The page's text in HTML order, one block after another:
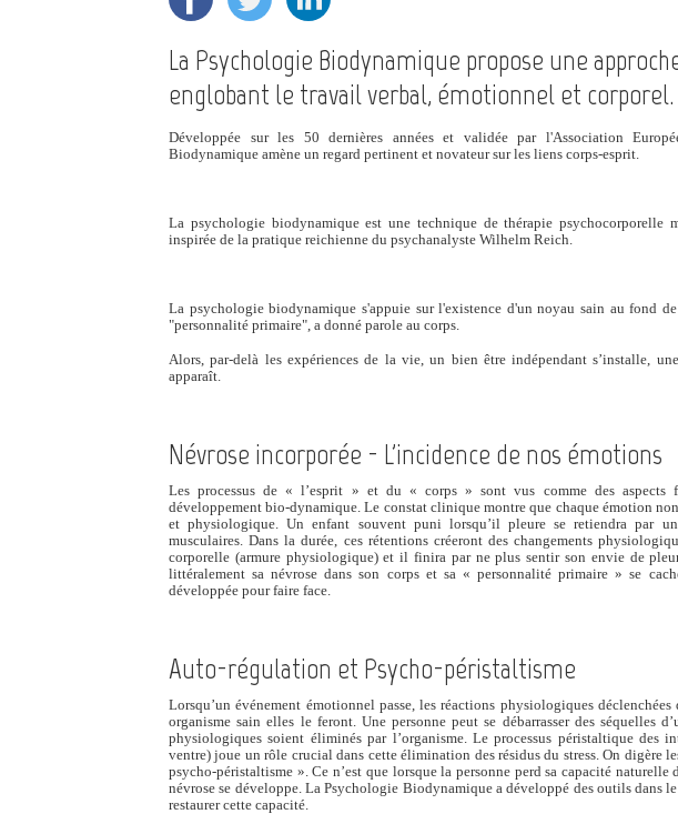
La Psychologie Biodynamique propose une
englobant le travail verbal, émotionnel et corporel.
Développée sur les 50 dernières années et validée par l'Association
Biodynamique amène un regard pertinent et novateur sur les liens corps-esprit.
La psychologie biodynamique est une technique de thérapie psychocorporelle
inspirée de la pratique reichienne du psychanalyste Wilhelm Reich.
La psychologie biodynamique s'appuie sur l'existence d'un noyau sain au fond
"personnalité primaire", a donné parole au corps.
Alors, par-delà les expériences de la vie, un bien être indépendant s’installe,
apparaît.
Névrose incorporée - L'incidence de nos émotions
Les processus de « l’esprit » et du « corps » sont vus comme des aspects
développement bio-dynamique. Le constat clinique montre que chaque émotion
et physiologique. Un enfant souvent puni lorsqu’il pleure se retiendra par
musculaires. Dans la durée, ces rétentions créeront des changements
corporelle (armure physiologique) et il finira par ne plus sentir son envie de
littéralement sa névrose dans son corps et sa « personnalité primaire » se
développée pour faire face.
Auto-régulation et Psycho-péristaltisme
Lorsqu’un événement émotionnel passe, les réactions physiologiques
organisme sain elles le feront. Une personne peut se débarrasser des séquelles
physiologiques soient éliminés par l’organisme. Le processus péristaltique des
ventre) joue un rôle crucial dans cette élimination des résidus du stress. On digère
psycho-péristaltisme ». Ce n’est que lorsque la personne perd sa capacité
névrose se développe. La Psychologie Biodynamique a développé des outils dans
restaurer cette capacité.